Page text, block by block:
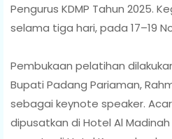
Pengurus KDMP Tahun 2025.
selama tiga hari, pada 17–19
Pembukaan pelatihan
Bupati Padang Pariaman,
sebagai keynote speaker.
dipusatkan di Hotel Al